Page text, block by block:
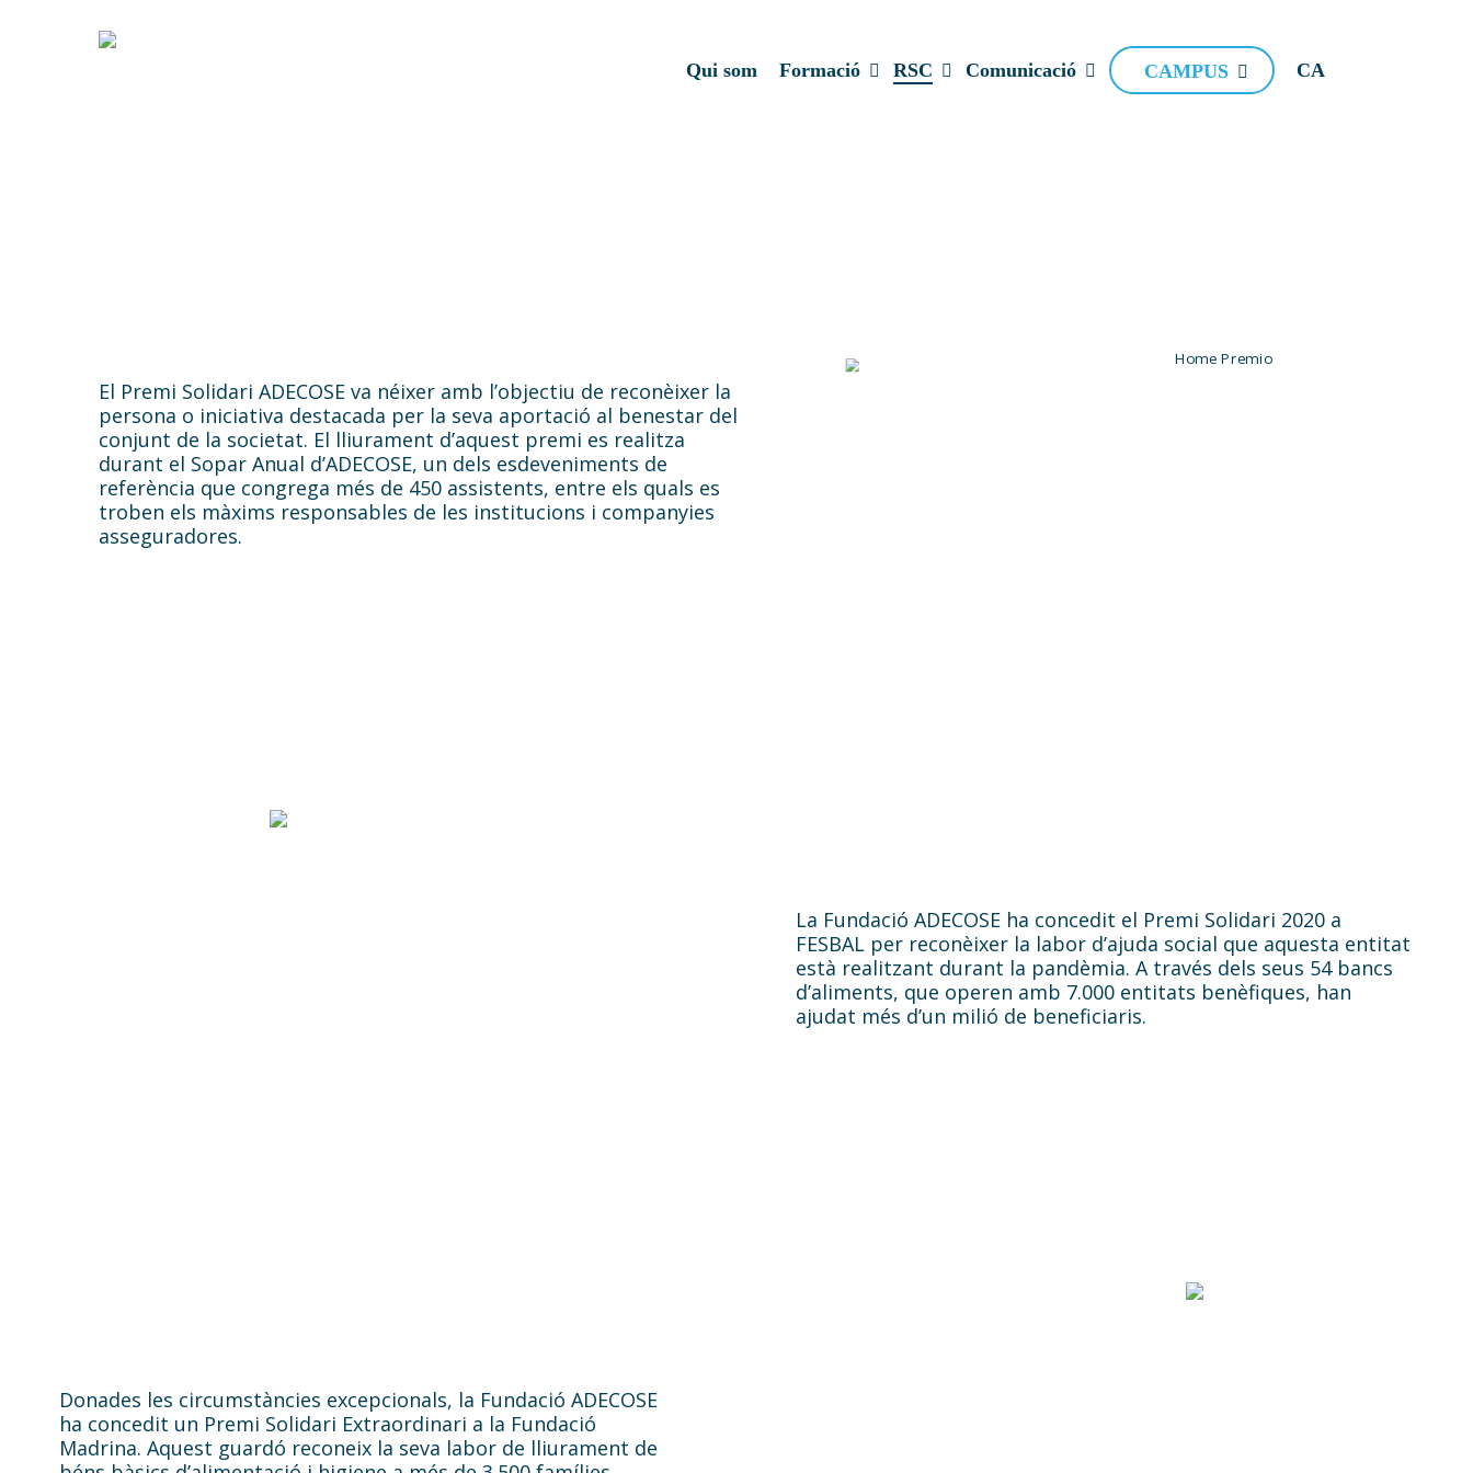
Qui som Formació RSC Comunicació CAMPUS CA
ADECOSE
El Premi Solidari ADECOSE va néixer amb l’objectiu de reconèixer la
persona o iniciativa destacada per la seva aportació al benestar del
conjunt de la societat. El lliurament d’aquest premi es realitza
durant el Sopar Anual d’ADECOSE, un dels esdeveniments de
referència que congrega més de 450 assistents, entre els quals es
troben els màxims responsables de les institucions i companyies
asseguradores.
d’Aliments (FESBAL)
La Fundació ADECOSE ha concedit el Premi Solidari 2020 a
FESBAL per reconèixer la labor d’ajuda social que aquesta entitat
està realitzant durant la pandèmia. A través dels seus 54 bancs
d’aliments, que operen amb 7.000 entitats benèfiques, han
ajudat més d’un milió de beneficiaris.
Fundació Madrina
Donades les circumstàncies excepcionals, la Fundació ADECOSE
ha concedit un Premi Solidari Extraordinari a la Fundació
Madrina. Aquest guardó reconeix la seva labor de lliurament de